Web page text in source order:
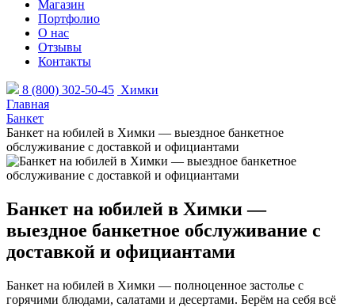
Магазин
Портфолио
О нас
Отзывы
Контакты
8 (800) 302-50-45 Химки
Главная
Банкет
Банкет на юбилей в Химки — выездное банкетное
обслуживание с доставкой и официантами
Банкет на юбилей в Химки —
выездное банкетное обслуживание с
доставкой и официантами
Банкет на юбилей в Химки — полноценное застолье с
горячими блюдами, салатами и десертами. Берём на себя всё